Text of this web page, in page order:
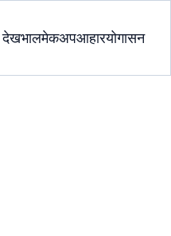
देखभालमेकअपआहारयोगासन